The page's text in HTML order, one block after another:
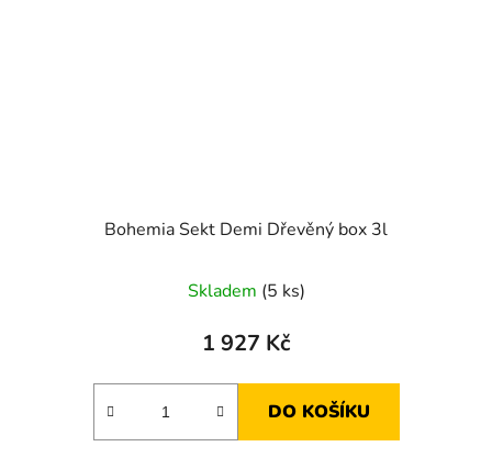
Bohemia Sekt Demi Dřevěný box 3l
Skladem (5 ks)
1 927 Kč
DO KOŠÍKU